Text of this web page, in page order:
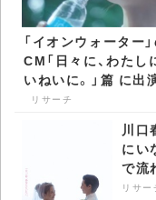
「イオンウォーター
CM「日々に、わたし
いねいに。」篇 に出
いる女性は？ -
リサーチ
川口
にい
で流
リサー